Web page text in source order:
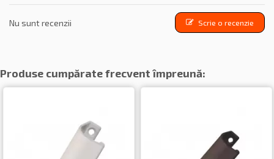
Nu sunt recenzii Scrie o recenzie
Produse cumpărate frecvent împreună: